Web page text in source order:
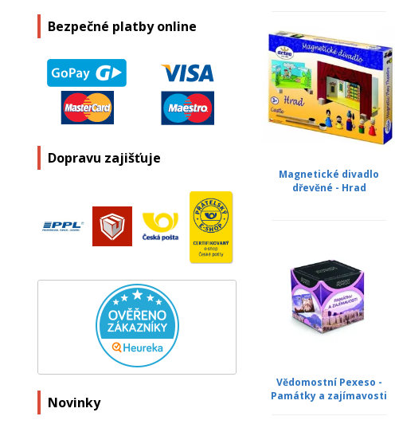
Bezpečné platby online
Dopravu zajišťuje
Novinky
Magnetické divadlo
dřevěné - Hrad
Vědomostní Pexeso -
Památky a zajímavosti